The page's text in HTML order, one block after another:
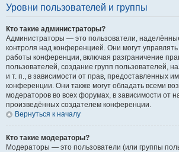
Уровни пользователей и группы
Кто такие администраторы?
Администраторы — это пользователи,
контроля над конференцией. Они могут
работы конференции, включая разграничение
пользователей, создание групп пользователей,
и т. п., в зависимости от прав, предоставленных
конференции. Они также могут обладать всеми
модераторов во всех форумах, в зависимости от
произведённых создателем конференции.
Вернуться к началу
Кто такие модераторы?
Модераторы — это пользователи (или группы